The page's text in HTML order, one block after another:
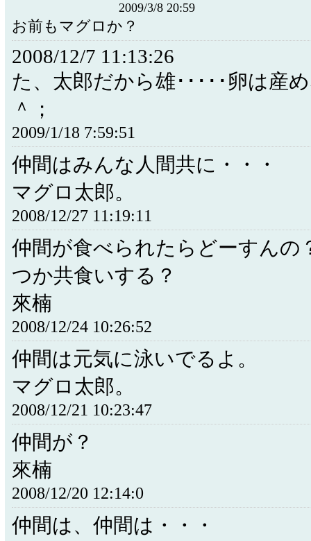
2009/3/8 20:59
お前もマグロか？
2008/12/7 11:13:26
た、太郎だから雄･････卵は産
＾；
2009/1/18 7:59:51
仲間はみんな人間共に・・・
マグロ太郎。
2008/12/27 11:19:11
仲間が食べられたらどーすんの
つか共食いする？
來楠
2008/12/24 10:26:52
仲間は元気に泳いでるよ。
マグロ太郎。
2008/12/21 10:23:47
仲間が？
來楠
2008/12/20 12:14:0
仲間は、仲間は・・・